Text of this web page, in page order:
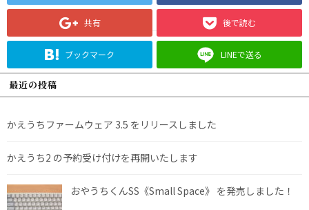
共有 後で読む
ブックマーク LINEで送る
最近の投稿
かえうちファームウェア 3.5 をリリースしました
かえうち2 の予約受け付けを再開いたします
おやうちくんSS《Small Space》 を発売しました！